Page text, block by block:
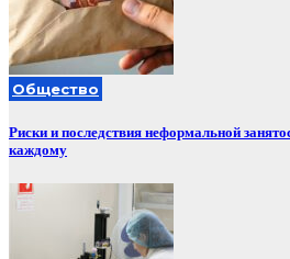
Общество
Риски и последствия неформальной
каждому